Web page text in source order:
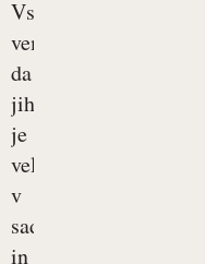
Vsi
vemo,
da
jih
je
veliko
v
sadju
in